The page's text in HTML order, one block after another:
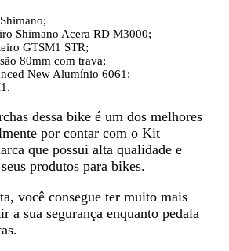
Shimano Acera RD M3000;
GTSM1 STR;
80mm com trava;
New Alumínio 6061;
dessa bike é um dos melhores
por contar com o Kit
que possui alta qualidade e
produtos para bikes.
você consegue ter muito mais
a sua segurança enquanto pedala